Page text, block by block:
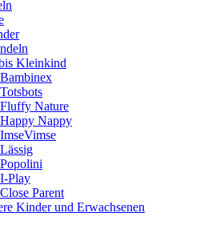
Kleinkind
Bambinex
Totsbots
Fluffy Nature
Happy Nappy
ImseVimse
Lässig
Popolini
I-Play
Close Parent
Kinder und Erwachsenen